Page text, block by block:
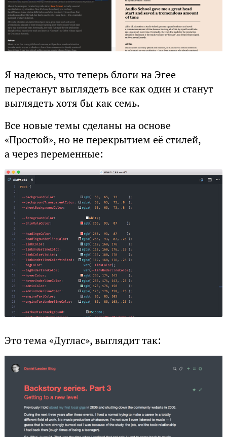
Я надеюсь, что теперь блоги на Эгее
перестанут выглядеть все как один и станут
выглядеть хотя бы как семь.
Все новые темы сделаны на основе
«Простой», но не перекрытием её стилей,
а через переменные:
Это тема «Дуглас», выглядит так: